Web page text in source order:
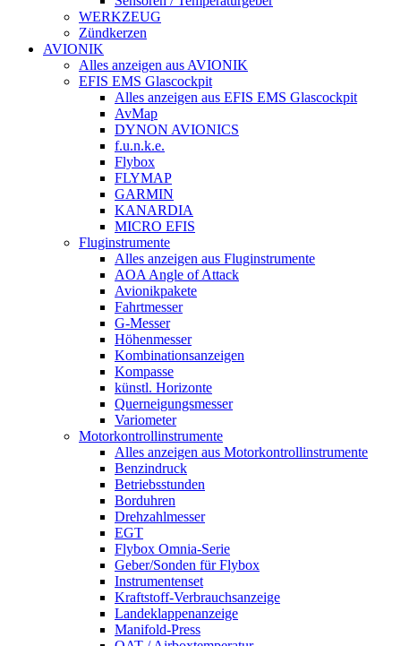
WERKZEUG
Zündkerzen
AVIONIK
Alles anzeigen aus AVIONIK
EFIS EMS Glascockpit
Alles anzeigen aus EFIS EMS Glascockpit
AvMap
DYNON AVIONICS
f.u.n.k.e.
Flybox
FLYMAP
GARMIN
KANARDIA
MICRO EFIS
Fluginstrumente
Alles anzeigen aus Fluginstrumente
AOA Angle of Attack
Avionikpakete
Fahrtmesser
G-Messer
Höhenmesser
Kombinationsanzeigen
Kompasse
künstl. Horizonte
Querneigungsmesser
Variometer
Motorkontrollinstrumente
Alles anzeigen aus Motorkontrollinstrumente
Benzindruck
Betriebsstunden
Borduhren
Drehzahlmesser
EGT
Flybox Omnia-Serie
Geber/Sonden für Flybox
Instrumentenset
Kraftstoff-Verbrauchsanzeige
Landeklappenanzeige
Manifold-Press